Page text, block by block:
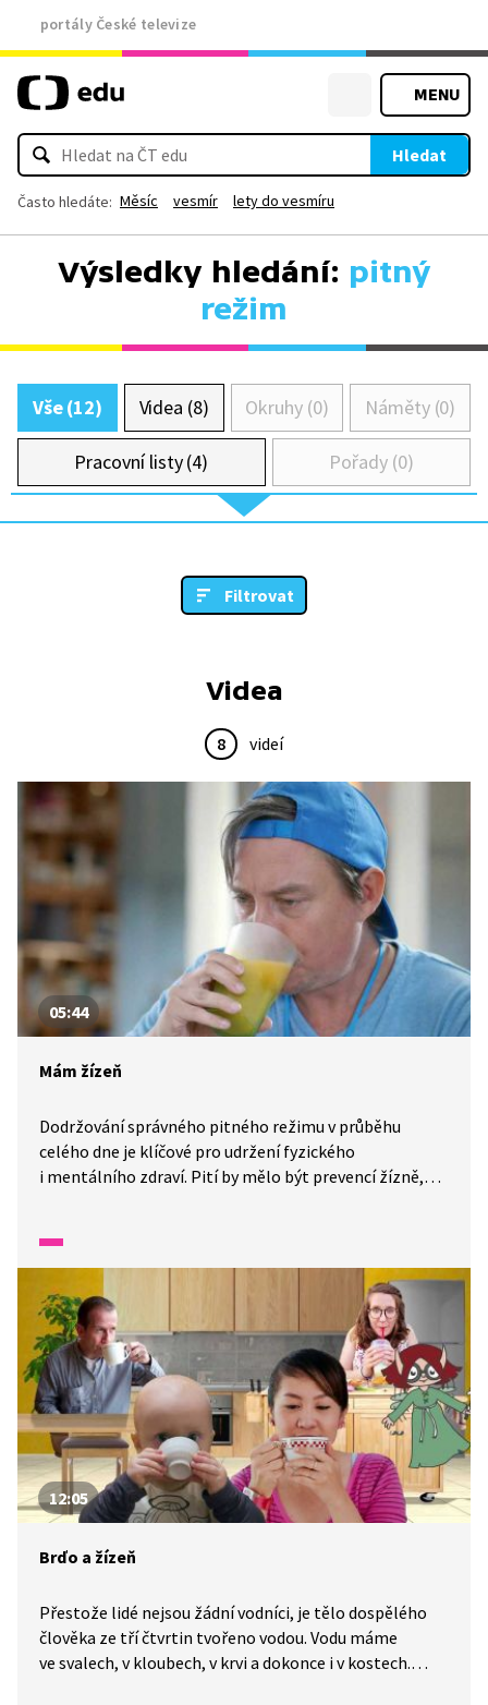
portály České televize
MENU
Hledat
Často hledáte: Měsíc vesmír lety do vesmíru
Výsledky hledání: pitný
režim
Vše (12) Videa (8) Okruhy (0) Náměty (0)
Pracovní listy (4) Pořady (0)
Filtrovat
Videa
8 videí
05:44
Mám žízeň
Dodržování správného pitného režimu v průběhu
celého dne je klíčové pro udržení fyzického
i mentálního zdraví. Pití by mělo být prevencí žízně,
i žákům ukáže, jak se ke správnému pitnému režimu
12:05
Brďo a žízeň
Přestože lidé nejsou žádní vodníci, je tělo dospělého
člověka ze tří čtvrtin tvořeno vodou. Vodu máme
ve svalech, v kloubech, v krvi a dokonce i v kostech.